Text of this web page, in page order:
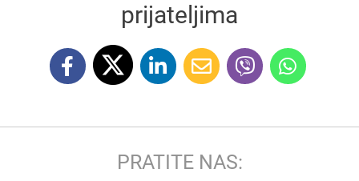
prijateljima
PRATITE NAS: